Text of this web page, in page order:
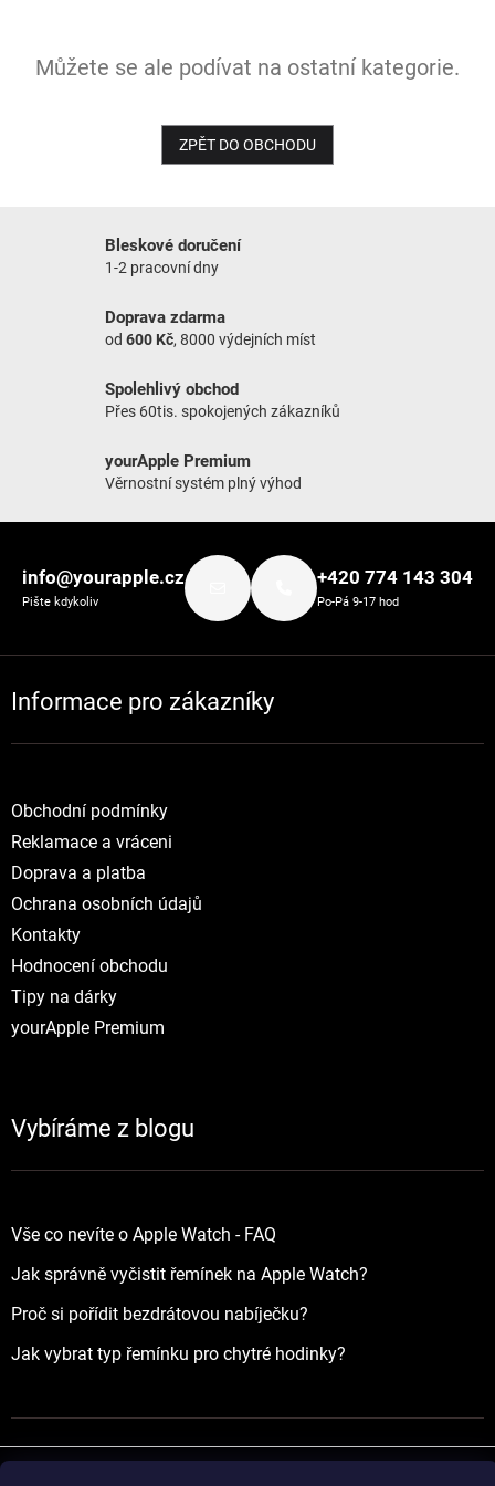
Můžete se ale podívat na ostatní kategorie.
ZPĚT DO OBCHODU
Bleskové doručení
1-2 pracovní dny
Doprava zdarma
od 600 Kč, 8000 výdejních míst
Spolehlivý obchod
Přes 60tis. spokojených zákazníků
yourApple Premium
Věrnostní systém plný výhod
info@yourapple.cz
Pište kdykoliv
+420 774 143 304
Po-Pá 9-17 hod
Informace pro zákazníky
Obchodní podmínky
Reklamace a vráceni
Doprava a platba
Ochrana osobních údajů
Kontakty
Hodnocení obchodu
Tipy na dárky
yourApple Premium
Vybíráme z blogu
Vše co nevíte o Apple Watch - FAQ
Jak správně vyčistit řemínek na Apple Watch?
Proč si pořídit bezdrátovou nabíječku?
Jak vybrat typ řemínku pro chytré hodinky?